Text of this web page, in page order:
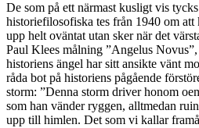
De som på ett närmast kusligt vis
historiefilosofiska tes från 1940 om att
upp helt oväntat utan sker när det
Paul Klees målning ”Angelus
historiens ängel har sitt ansikte vänt
råda bot på historiens pågående
storm: ”Denna storm driver honom
som han vänder ryggen, alltmedan
upp till himlen. Det som vi kallar